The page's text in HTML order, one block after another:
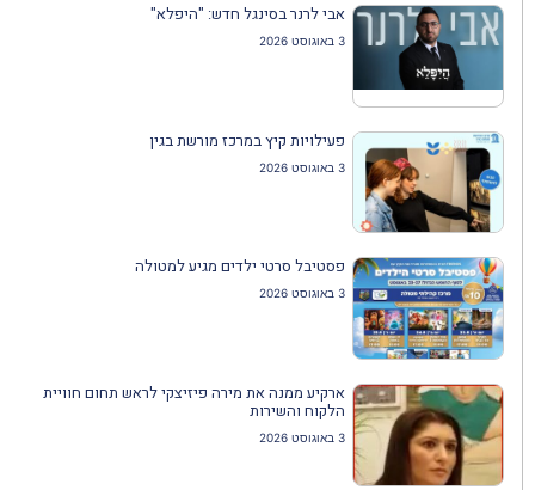
אבי לרנר בסינגל חדש: "היפלא"
3 באוגוסט 2026
פעילויות קיץ במרכז מורשת בגין
3 באוגוסט 2026
פסטיבל סרטי ילדים מגיע למטולה
3 באוגוסט 2026
ארקיע ממנה את מירה פיזיצקי לראש תחום חוויית
הלקוח והשירות
3 באוגוסט 2026